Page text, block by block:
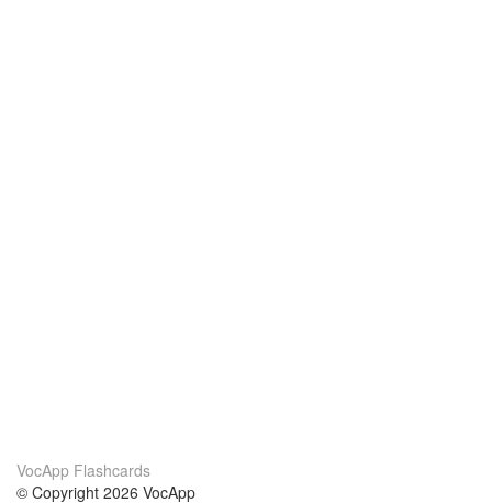
VocApp Flashcards
© Copyright 2026 VocApp